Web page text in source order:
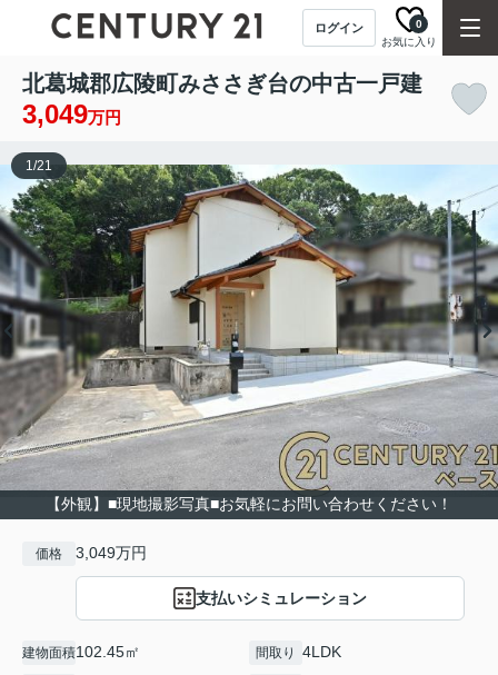
ログイン
お気に入り
0
北葛城郡広陵町みささぎ台の中古一戸建
3,049万円
【外観】■現地撮影写真■お気軽にお問い合わせください！
1/21
価格 3,049万円
支払いシミュレーション
建物面積102.45㎡ 間取り 4LDK